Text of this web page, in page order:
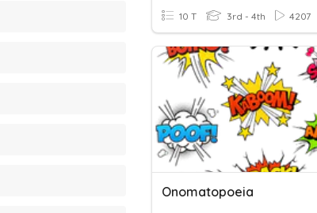
10 T 3rd - 4th 4207
Onomatopoeia